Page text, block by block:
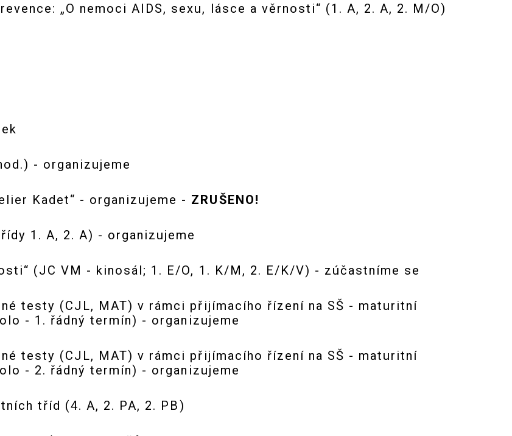
„O nemoci AIDS, sexu, lásce a věrnosti“ (1. A, 2. A, 2. M/O)
- organizujeme
Kadet“ - organizujeme - ZRUŠENO!
1. A, 2. A) - organizujeme
(JC VM - kinosál; 1. E/O, 1. K/M, 2. E/K/V) - zúčastníme se
testy (CJL, MAT) v rámci přijímacího řízení na SŠ - maturitní
- 1. řádný termín) - organizujeme
testy (CJL, MAT) v rámci přijímacího řízení na SŠ - maturitní
- 2. řádný termín) - organizujeme
tříd (4. A, 2. PA, 2. PB)